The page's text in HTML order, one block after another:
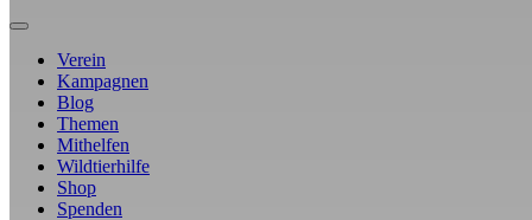
Verein
Kampagnen
Blog
Themen
Mithelfen
Wildtierhilfe
Shop
Spenden